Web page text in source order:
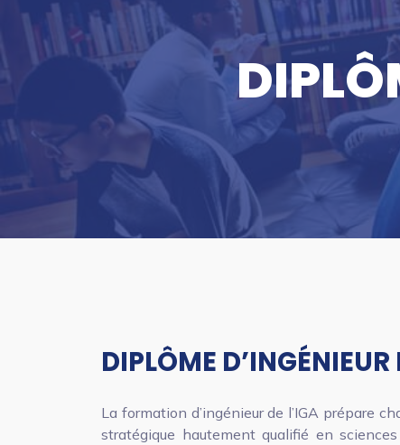
DIPLÔME D’INGÉNIEUR
La formation d’ingénieur de l’IGA prépare
stratégique hautement qualifié en